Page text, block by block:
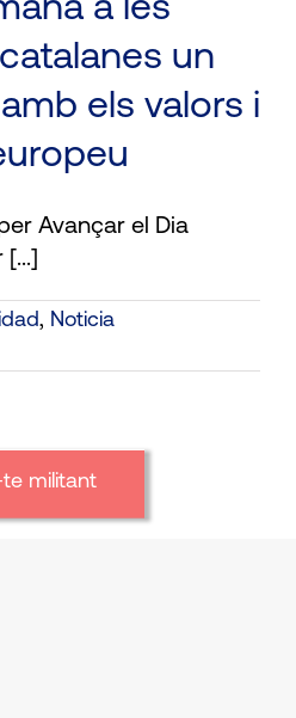
a les
un
els valors i
Avançar el Dia
, Noticia
te militant